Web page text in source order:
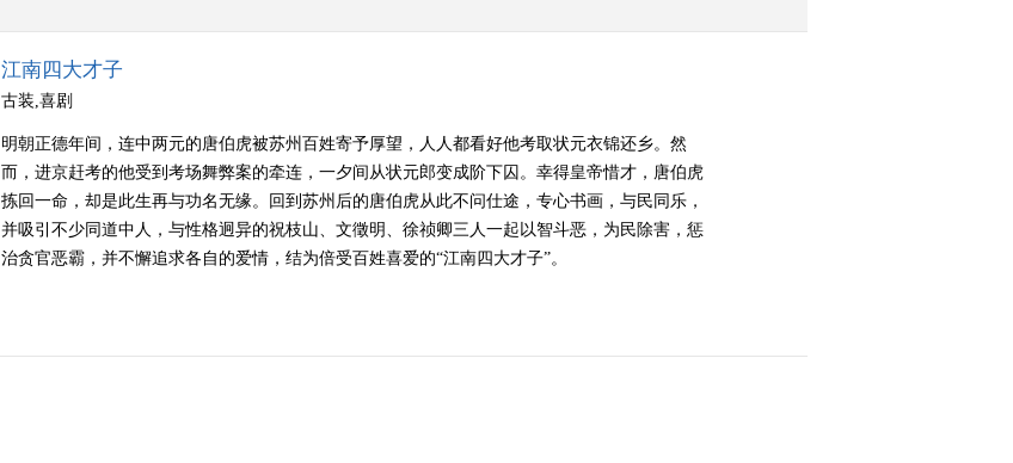
集 精彩看点
《江南四大才子》 第30
集 精彩看点
2014-03-17 21:39:13
2014-03-17 21:45:15
江南四大才子
古装,喜剧
明朝正德年间，连中两元的唐伯虎被苏州百姓寄予厚望，人人都看好他考取状元衣锦还乡。然
而，进京赶考的他受到考场舞弊案的牵连，一夕间从状元郎变成阶下囚。幸得皇帝惜才，唐伯虎
拣回一命，却是此生再与功名无缘。回到苏州后的唐伯虎从此不问仕途，专心书画，与民同乐，
并吸引不少同道中人，与性格迥异的祝枝山、文徵明、徐祯卿三人一起以智斗恶，为民除害，惩
治贪官恶霸，并不懈追求各自的爱情，结为倍受百姓喜爱的“江南四大才子”。